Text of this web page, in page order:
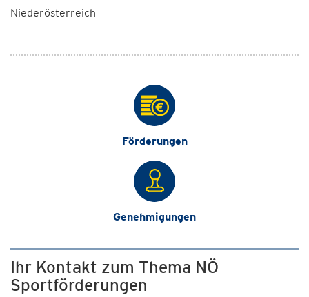
Niederösterreich
Förderungen
Genehmigungen
Ihr Kontakt zum Thema NÖ
Sportförderungen